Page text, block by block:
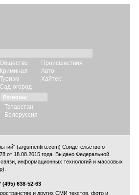
Общество
Криминал
Туризм
Сад-огород
Происшествия
Авто
Хайтек
Регионы
Татарстан
Белоруссия
(argumentiru.com) Свидетельство о
от 18.08.2015 года. Выдано Федеральной
информационных технологий и массовых
(495) 638-52-63
и других СМИ текстов, фото и